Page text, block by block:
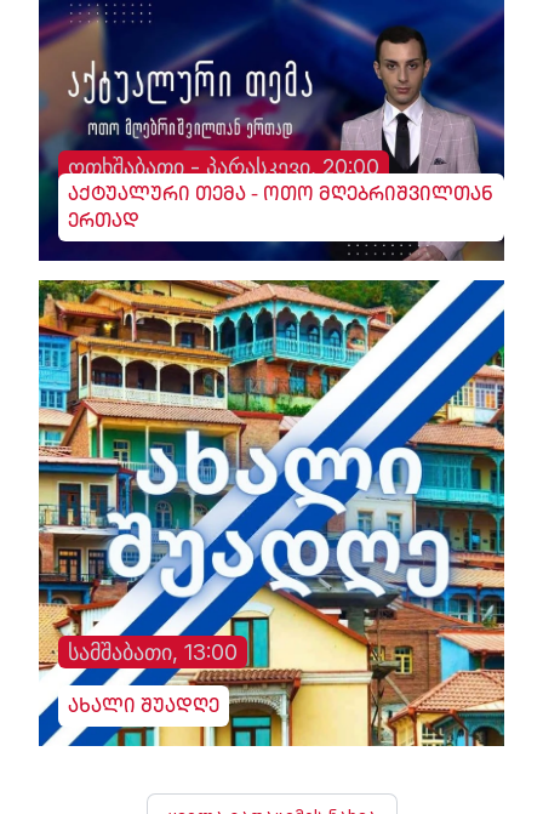
ოთხშაბათი - პარასკევი, 20:00
აქტუალური თემა - ოთო მღებრიშვილთან
ერთად
სამშაბათი, 13:00
ახალი შუადღე